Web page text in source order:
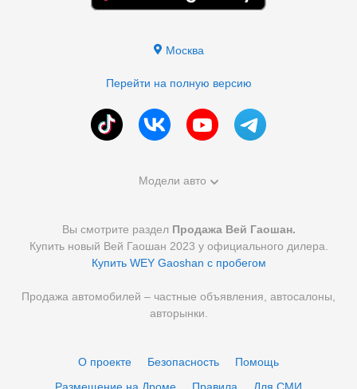
Москва
Перейти на полную версию
Модели авто
Вы смотрите раздел Продажа Вей Гаошан.
Купить новый Вей Гаошан 2023 у официального дилера.
Купить WEY Gaoshan с пробегом
Продажа автомобилей – частные объявления, автосалоны,
авторынки.
О проекте Безопасность
Помощь